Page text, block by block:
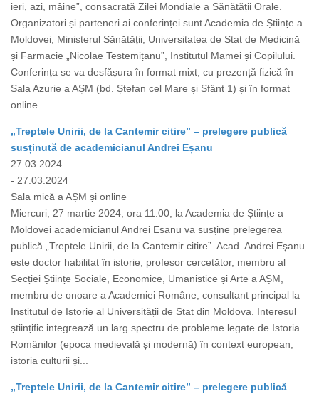
ieri, azi, mâine”, consacrată Zilei Mondiale a Sănătății Orale.
Organizatori și parteneri ai conferinței sunt Academia de Științe a
Moldovei, Ministerul Sănătății, Universitatea de Stat de Medicină
și Farmacie „Nicolae Testemițanu”, Institutul Mamei și Copilului.
Conferința se va desfășura în format mixt, cu prezență fizică în
Sala Azurie a AȘM (bd. Ștefan cel Mare și Sfânt 1) și în format
online...
„Treptele Unirii, de la Cantemir citire” – prelegere publică
susținută de academicianul Andrei Eșanu
27.03.2024
- 27.03.2024
Sala mică a AȘM și online
Miercuri, 27 martie 2024, ora 11:00, la Academia de Științe a
Moldovei academicianul Andrei Eșanu va susține prelegerea
publică „Treptele Unirii, de la Cantemir citire”. Acad. Andrei Eşanu
este doctor habilitat în istorie, profesor cercetător, membru al
Secției Științe Sociale, Economice, Umanistice și Arte a AȘM,
membru de onoare a Academiei Române, consultant principal la
Institutul de Istorie al Universității de Stat din Moldova. Interesul
științific integrează un larg spectru de probleme legate de Istoria
Românilor (epoca medievală și modernă) în context european;
istoria culturii și...
„Treptele Unirii, de la Cantemir citire” – prelegere publică